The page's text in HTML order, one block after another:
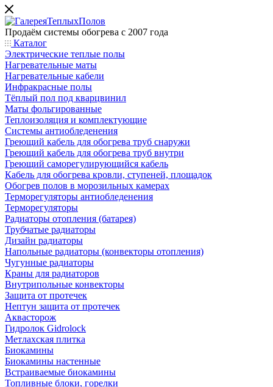
Продаём системы обогрева с 2007 года
Каталог
Электрические теплые полы
Нагревательные маты
Нагревательные кабели
Инфракрасные полы
Тёплый пол под кварцвинил
Маты фольгированные
Теплоизоляция и комплектующие
Системы антиобледенения
Греющий кабель для обогрева труб снаружи
Греющий кабель для обогрева труб внутри
Греющий саморегулирующийся кабель
Кабель для обогрева кровли, ступеней, площадок
Обогрев полов в морозильных камерах
Терморегуляторы антиобледенения
Терморегуляторы
Радиаторы отопления (батарея)
Трубчатые радиаторы
Дизайн радиаторы
Напольные радиаторы (конвекторы отопления)
Чугунные радиаторы
Краны для радиаторов
Внутрипольные конвекторы
Защита от протечек
Нептун защита от протечек
Аквасторож
Гидролок Gidrolock
Метлахская плитка
Биокамины
Биокамины настенные
Встраиваемые биокамины
Топливные блоки, горелки